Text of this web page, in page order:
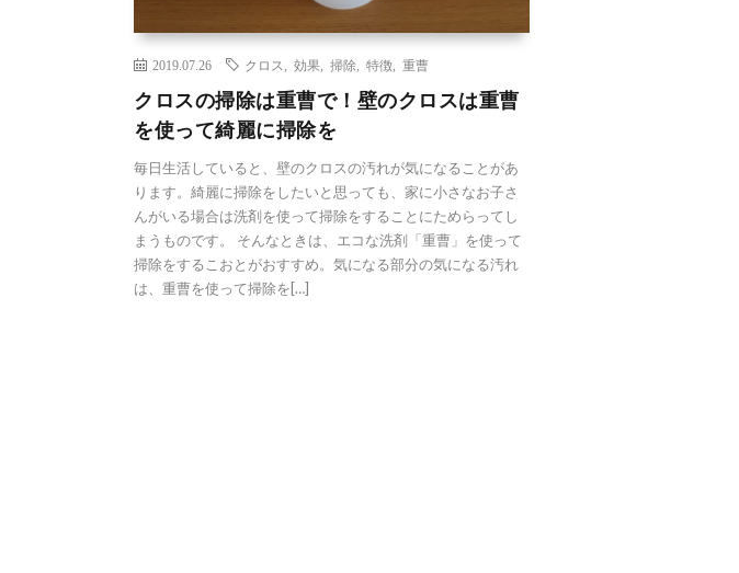
2019.07.26 クロス 効果 掃除 特徴 重曹
クロスの掃除は重曹で！壁のクロスは重曹
を使って綺麗に掃除を
毎日生活していると、壁のクロスの汚れが気になることがあ
ります。綺麗に掃除をしたいと思っても、家に小さなお子さ
んがいる場合は洗剤を使って掃除をすることにためらってし
まうものです。 そんなときは、エコな洗剤「重曹」を使って
掃除をするこおとがおすすめ。気になる部分の気になる汚れ
は、重曹を使って掃除を[…]